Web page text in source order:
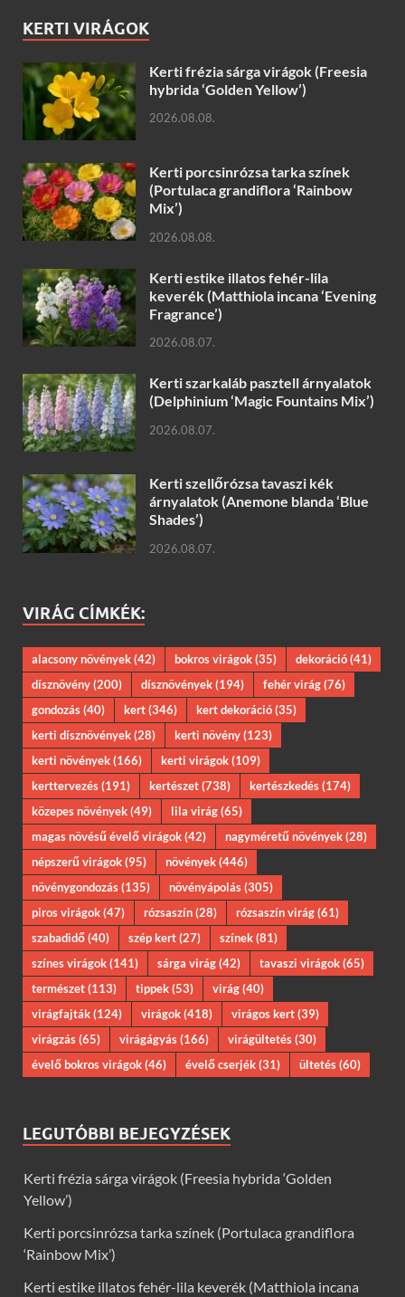
KERTI VIRÁGOK
Kerti frézia sárga virágok (Freesia
hybrida ‘Golden Yellow’)
2026.08.08.
Kerti porcsinrózsa tarka színek
(Portulaca grandiflora ‘Rainbow
Mix’)
2026.08.08.
Kerti estike illatos fehér-lila
keverék (Matthiola incana ‘Evening
Fragrance’)
2026.08.07.
Kerti szarkaláb pasztell árnyalatok
(Delphinium ‘Magic Fountains Mix’)
2026.08.07.
Kerti szellőrózsa tavaszi kék
árnyalatok (Anemone blanda ‘Blue
Shades’)
2026.08.07.
VIRÁG CÍMKÉK:
alacsony növények(42) bokros virágok(35) dekoráció(41)
dísznövény(200) dísznövények(194) fehér virág(76)
gondozás(40) kert(346) kert dekoráció(35)
kerti dísznövények(28) kerti növény(123)
kerti növények(166) kerti virágok(109)
kerttervezés(191) kertészet(738) kertészkedés(174)
közepes növények(49) lila virág(65)
magas növésű évelő virágok(42) nagyméretű növények(28)
népszerű virágok(95) növények(446)
növénygondozás(135) növényápolás(305)
piros virágok(47) rózsaszín(28) rózsaszín virág(61)
szabadidő(40) szép kert(27) színek(81)
színes virágok(141) sárga virág(42) tavaszi virágok(65)
természet(113) tippek(53) virág(40)
virágfajták(124) virágok(418) virágos kert(39)
virágzás(65) virágágyás(166) virágültetés(30)
évelő bokros virágok(46) évelő cserjék(31) ültetés(60)
LEGUTÓBBI BEJEGYZÉSEK
Kerti frézia sárga virágok (Freesia hybrida ‘Golden
Yellow’)
Kerti porcsinrózsa tarka színek (Portulaca grandiflora
‘Rainbow Mix’)
Kerti estike illatos fehér-lila keverék (Matthiola incana